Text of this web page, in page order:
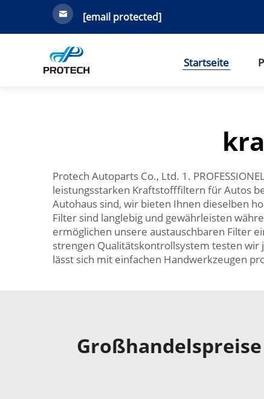
[email protected]
Startseite
Protech Autoparts Co., Ltd. 1.
leistungsstarken Kraftstofffiltern für Autos
Autohaus sind, wir bieten Ihnen dieselben
Filter sind langlebig und gewährleisten
ermöglichen unsere austauschbaren Filter
strengen Qualitätskontrollsystem testen wir
lässt sich mit einfachen Handwerkzeugen